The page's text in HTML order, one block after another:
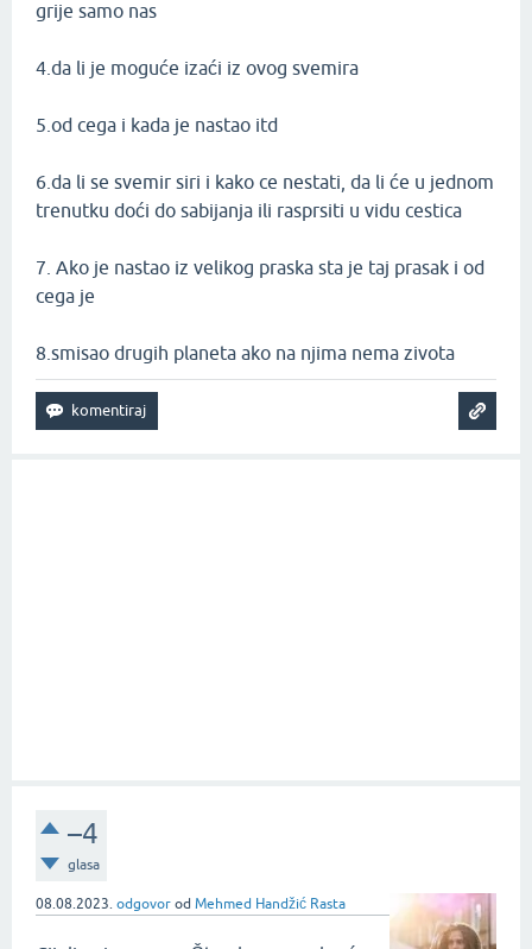
grije samo nas
4.da li je moguće izaći iz ovog svemira
5.od cega i kada je nastao itd
6.da li se svemir siri i kako ce nestati, da li će u jednom
trenutku doći do sabijanja ili rasprsiti u vidu cestica
7. Ako je nastao iz velikog praska sta je taj prasak i od
cega je
8.smisao drugih planeta ako na njima nema zivota
–4
glasa
08.08.2023. odgovor od Mehmed Handžić Rasta